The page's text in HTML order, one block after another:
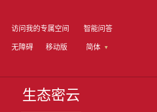
访问我的专属空间 智能问答
无障碍 移动版 简体
生态密云